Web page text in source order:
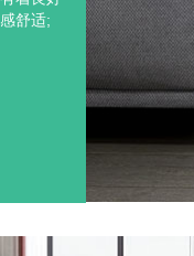
感舒适;